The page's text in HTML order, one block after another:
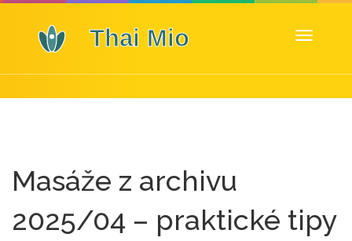
Zobrazit
Masáže z archivu
2025/04 – praktické tipy